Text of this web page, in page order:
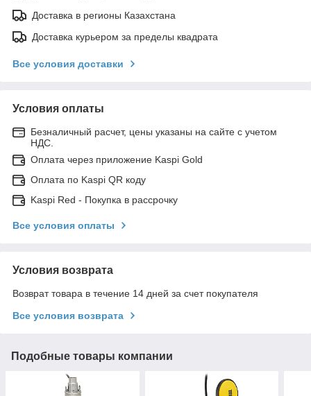
Доставка в регионы Казахстана
Доставка курьером за пределы квадрата
Все условия доставки
Условия оплаты
Безналичный расчет, цены указаны на сайте с учетом
НДС.
Оплата через приложение Kaspi Gold
Оплата по Kaspi QR коду
Kaspi Red - Покупка в рассрочку
Все условия оплаты
Условия возврата
Возврат товара в течение 14 дней за счет покупателя
Все условия возврата
Подобные товары компании